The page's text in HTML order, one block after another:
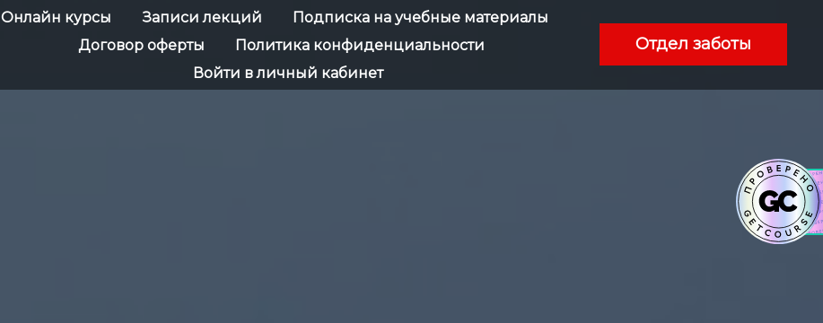
Онлайн курсы Записи лекций
Подписка на учебные материалы
Договор оферты
Политика конфиденциальности
Войти в личный кабинет
Отдел заботы